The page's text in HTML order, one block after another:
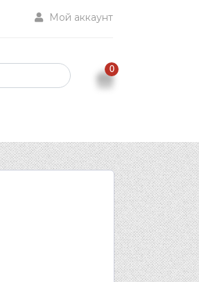
Мой аккаунт
0